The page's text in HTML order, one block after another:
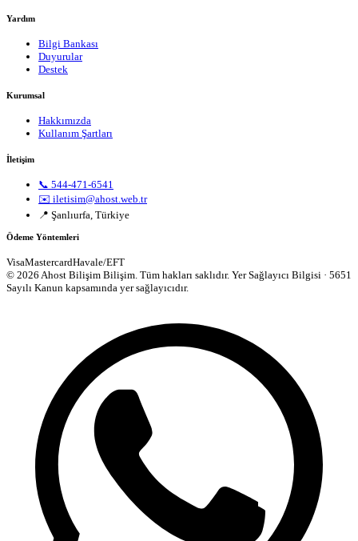
Yardım
Bilgi Bankası
Duyurular
Destek
Kurumsal
Hakkımızda
Kullanım Şartları
İletişim
📞 544-471-6541
✉️ iletisim@ahost.web.tr
📍 Şanlıurfa, Türkiye
Ödeme Yöntemleri
VisaMastercardHavale/EFT
© 2026 Ahost Bilişim Bilişim. Tüm hakları saklıdır. Yer Sağlayıcı Bilgisi · 5651
Sayılı Kanun kapsamında yer sağlayıcıdır.